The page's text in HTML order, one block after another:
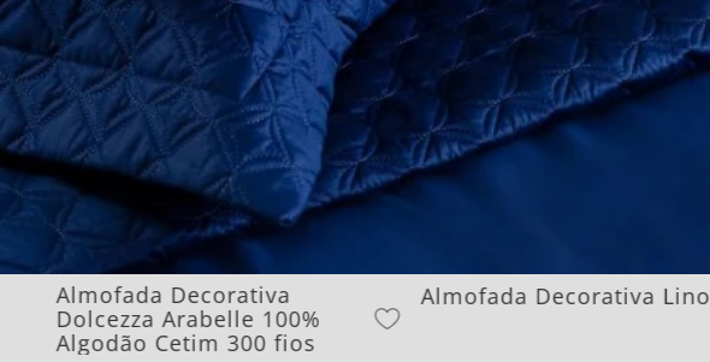
Almofada Decorativa
Dolcezza Arabelle 100%
Algodão Cetim 300 fios
Almofada Decorativa Lino